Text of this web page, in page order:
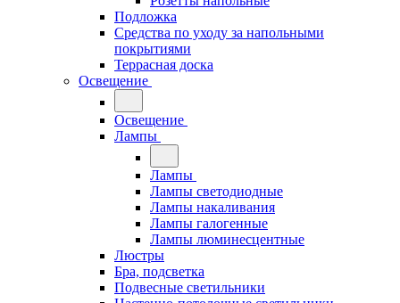
Подложка
Средства по уходу за напольными
покрытиями
Террасная доска
Освещение
Освещение
Лампы
Лампы
Лампы светодиодные
Лампы накаливания
Лампы галогенные
Лампы люминесцентные
Люстры
Бра, подсветка
Подвесные светильники